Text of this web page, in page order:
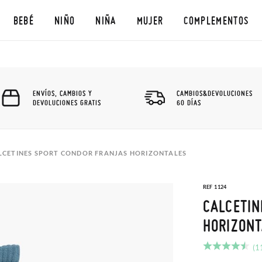
BEBÉ NIÑO NIÑA MUJER COMPLEMENTOS
ENVÍOS, CAMBIOS Y
DEVOLUCIONES GRATIS
CAMBIOS&DEVOLUCIONES
60 DÍAS
SPORT CONDOR FRANJAS HORIZONTALES
REF 1124